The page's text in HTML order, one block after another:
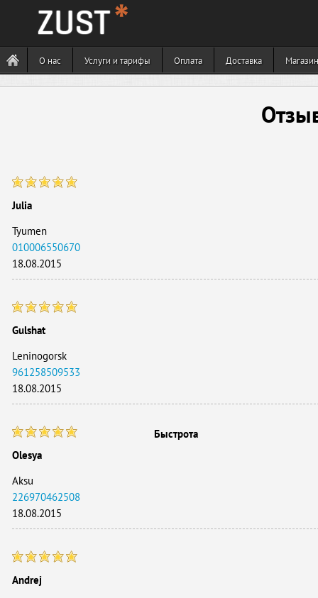
О нас Услуги и тарифы Оплата Доставка
Julia
Tyumen
010006550670
18.08.2015
Gulshat
Leninogorsk
961258509533
18.08.2015
Olesya
Aksu
226970462508
18.08.2015
Быстрота
Andrej